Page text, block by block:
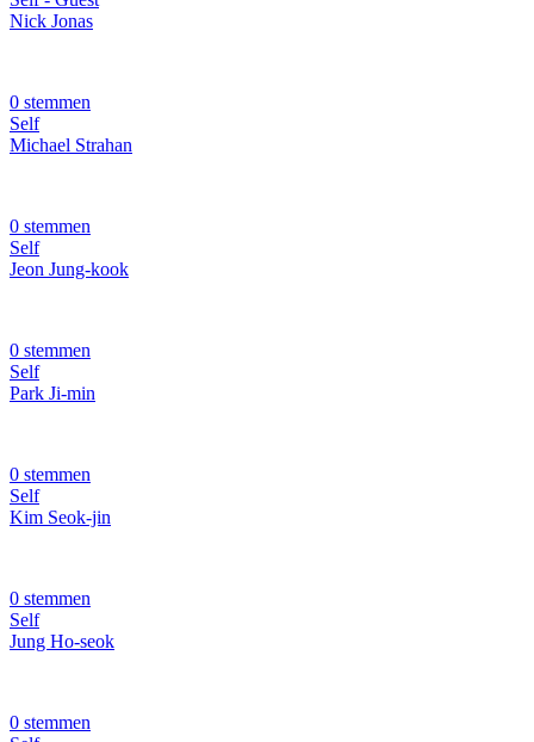
Nick Jonas
0 stemmen
Self
Michael Strahan
0 stemmen
Self
Jeon Jung-kook
0 stemmen
Self
Park Ji-min
0 stemmen
Self
Kim Seok-jin
0 stemmen
Self
Jung Ho-seok
0 stemmen